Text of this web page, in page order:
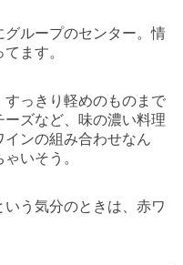
グループのセンター。情
ます。
っきり軽めのものまで
ズなど、味の濃い料理
ンの組み合わせなん
いそう。
いう気分のときは、赤ワ